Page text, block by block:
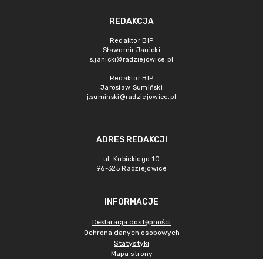
REDAKCJA
Redaktor BIP
Sławomir Janicki
s.janicki@radziejowice.pl
Redaktor BIP
Jarosław Sumiński
j.suminski@radziejowice.pl
ADRES REDAKCJI
ul. Kubickiego 10
96-325 Radziejowice
INFORMACJE
Deklaracja dostępności
Ochrona danych osobowych
Statystyki
Mapa strony